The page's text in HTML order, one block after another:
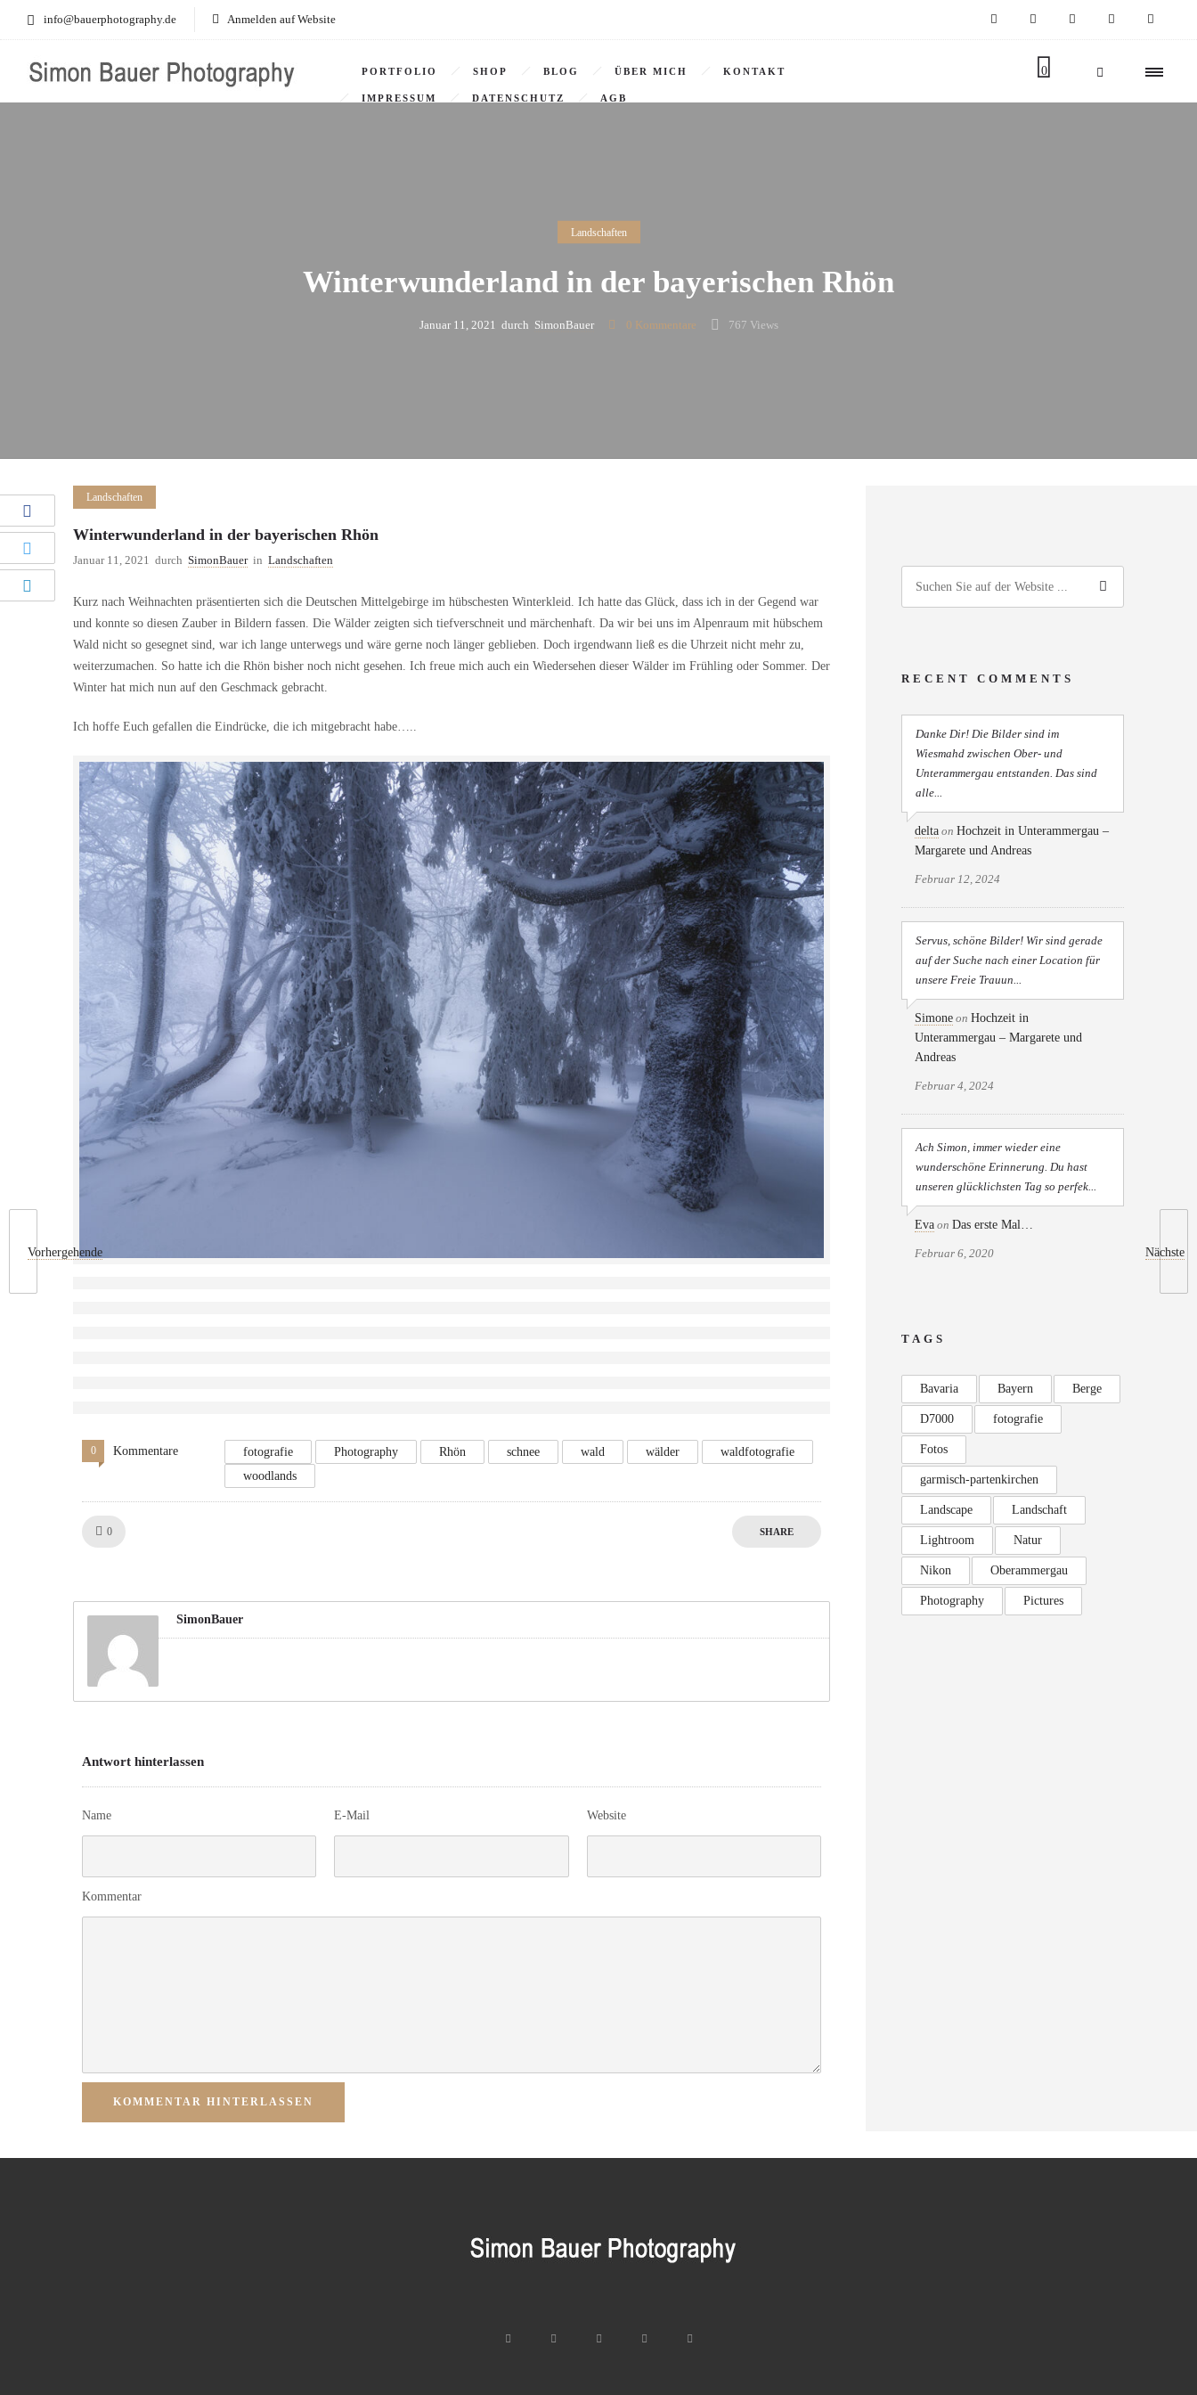
info@bauerphotography.de Anmelden auf Website
0
PORTFOLIO SHOP BLOG ÜBER MICH KONTAKT
IMPRESSUM DATENSCHUTZ AGB
Landschaften
Winterwunderland in der bayerischen Rhön
Januar 11, 2021 durch SimonBauer 0 Kommentare 767 Views
Vorhergehende Nächste
Landschaften
Winterwunderland in der bayerischen Rhön
Januar 11, 2021 durch SimonBauer in Landschaften
Kurz nach Weihnachten präsentierten sich die Deutschen Mittelgebirge im hübschesten Winterkleid. Ich hatte das Glück, dass ich in der Gegend war
und konnte so diesen Zauber in Bildern fassen. Die Wälder zeigten sich tiefverschneit und märchenhaft. Da wir bei uns im Alpenraum mit hübschem
Wald nicht so gesegnet sind, war ich lange unterwegs und wäre gerne noch länger geblieben. Doch irgendwann ließ es die Uhrzeit nicht mehr zu,
weiterzumachen. So hatte ich die Rhön bisher noch nicht gesehen. Ich freue mich auch ein Wiedersehen dieser Wälder im Frühling oder Sommer. Der
Winter hat mich nun auf den Geschmack gebracht.
Ich hoffe Euch gefallen die Eindrücke, die ich mitgebracht habe…..
0 Kommentare fotografie Photography Rhön schnee wald wälder
waldfotografie
woodlands
0 SHARE
SimonBauer
Antwort hinterlassen
Name E-Mail Website
Kommentar
KOMMENTAR HINTERLASSEN
RECENT COMMENTS
Danke Dir! Die Bilder sind im
Wiesmahd zwischen Ober- und
Unterammergau entstanden. Das sind
alle...
delta on Hochzeit in Unterammergau –
Margarete und Andreas
Februar 12, 2024
Servus, schöne Bilder! Wir sind gerade
auf der Suche nach einer Location für
unsere Freie Trauun...
Simone on Hochzeit in
Unterammergau – Margarete und
Andreas
Februar 4, 2024
Ach Simon, immer wieder eine
wunderschöne Erinnerung. Du hast
unseren glücklichsten Tag so perfek...
Eva on Das erste Mal…
Februar 6, 2020
TAGS
Bavaria Bayern Berge
D7000 fotografie
Fotos
garmisch-partenkirchen
Landscape Landschaft
Lightroom Natur
Nikon Oberammergau
Photography Pictures